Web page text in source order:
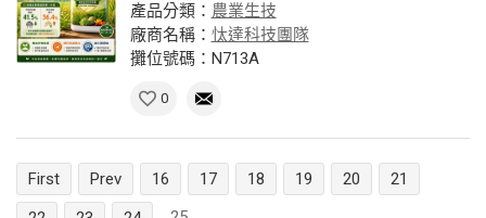
產品分類： 農業生技
廠商名稱： 忲達科技團隊
攤位號碼：N713A
0
First Prev 16 17 18 19 20
21